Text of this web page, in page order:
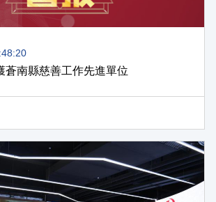
蒼南縣慈善工作先進單位